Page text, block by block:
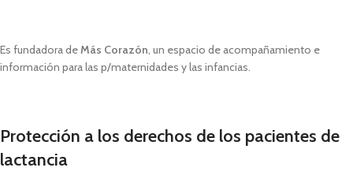
Es fundadora de Más Corazón , un espacio de acompañamiento e
información para las p/maternidades y las infancias.
Protección a los derechos de los pacientes de
lactancia